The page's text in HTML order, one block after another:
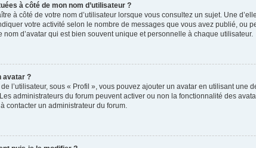
à côté de mon nom d’utilisateur ?
à côté de votre nom d’utilisateur lorsque vous consultez un sujet. Une
votre activité selon le nombre de messages que vous avez publié, ou
d’avatar qui est bien souvent unique et personnelle à chaque utilisateur.
avatar ?
l’utilisateur, sous « Profil », vous pouvez ajouter un avatar en utilisant
administrateurs du forum peuvent activer ou non la fonctionnalité des
contacter un administrateur du forum.